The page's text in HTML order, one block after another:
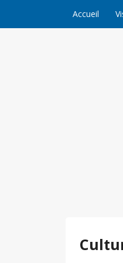
Accueil